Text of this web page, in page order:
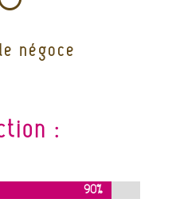
négoce
:
90%
90%